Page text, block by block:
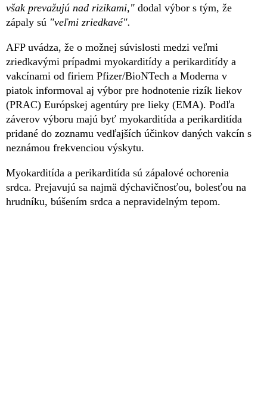
však prevažujú nad rizikami," dodal výbor s tým, že
zápaly sú "veľmi zriedkavé".
AFP uvádza, že o možnej súvislosti medzi veľmi
zriedkavými prípadmi myokarditídy a perikarditídy a
vakcínami od firiem Pfizer/BioNTech a Moderna v
piatok informoval aj výbor pre hodnotenie rizík liekov
(PRAC) Európskej agentúry pre lieky (EMA). Podľa
záverov výboru majú byť myokarditída a perikarditída
pridané do zoznamu vedľajších účinkov daných vakcín s
neznámou frekvenciou výskytu.
Myokarditída a perikarditída sú zápalové ochorenia
srdca. Prejavujú sa najmä dýchavičnosťou, bolesťou na
hrudníku, búšením srdca a nepravidelným tepom.